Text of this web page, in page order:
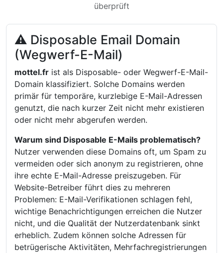
überprüft
⚠ Disposable Email Domain
(Wegwerf-E-Mail)
mottel.fr ist als Disposable- oder Wegwerf-E-Mail-
Domain klassifiziert. Solche Domains werden
primär für temporäre, kurzlebige E-Mail-Adressen
genutzt, die nach kurzer Zeit nicht mehr existieren
oder nicht mehr abgerufen werden.
Warum sind Disposable E-Mails problematisch?
Nutzer verwenden diese Domains oft, um Spam zu
vermeiden oder sich anonym zu registrieren, ohne
ihre echte E-Mail-Adresse preiszugeben. Für
Website-Betreiber führt dies zu mehreren
Problemen: E-Mail-Verifikationen schlagen fehl,
wichtige Benachrichtigungen erreichen die Nutzer
nicht, und die Qualität der Nutzerdatenbank sinkt
erheblich. Zudem können solche Adressen für
betrügerische Aktivitäten, Mehrfachregistrierungen